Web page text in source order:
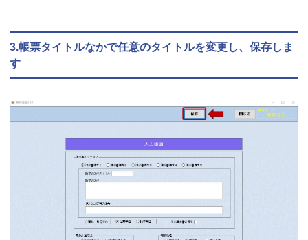
3.帳票タイトルなかで任意のタイトルを変更し、保存しま
す